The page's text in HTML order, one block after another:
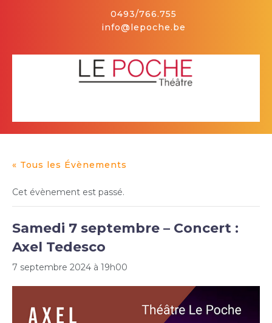
0493/766.755
info@lepoche.be
Button
« Tous les Évènements
Cet évènement est passé.
Samedi 7 septembre – Concert :
Axel Tedesco
7 septembre 2024 à 19h00